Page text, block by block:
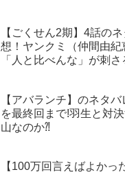
【ごくせん2期】4話の
想！ヤンクミ（仲間由紀
「人と比べんな」が刺さ
【アバランチ】のネタ
を最終回まで!羽生と対
山なのか⁈
【100万回言えばよかっ